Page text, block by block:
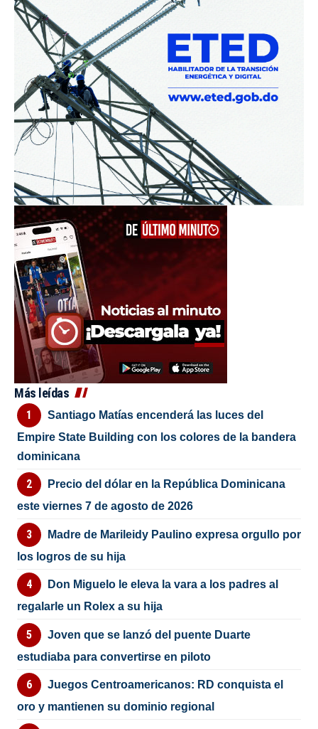
Más leídas
Santiago Matías encenderá las luces del
Empire State Building con los colores de la bandera
dominicana
Precio del dólar en la República Dominicana
este viernes 7 de agosto de 2026
Madre de Marileidy Paulino expresa orgullo por
los logros de su hija
Don Miguelo le eleva la vara a los padres al
regalarle un Rolex a su hija
Joven que se lanzó del puente Duarte
estudiaba para convertirse en piloto
Juegos Centroamericanos: RD conquista el
oro y mantienen su dominio regional